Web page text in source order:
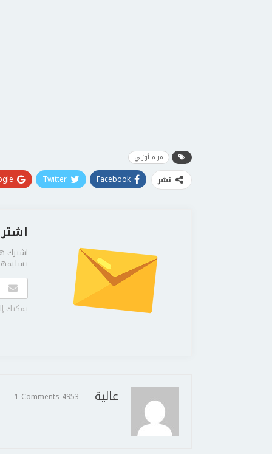
مريم أوزلي
نشر Facebook
Twitter
اشترك
يمكنك
عالية 4953 Posts
1 Comments